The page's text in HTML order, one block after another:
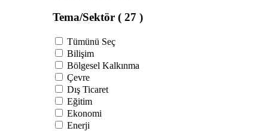
Tema/Sektör ( 27 )
Tümünü Seç
Bilişim
Bölgesel Kalkınma
Çevre
Dış Ticaret
Eğitim
Ekonomi
Enerji